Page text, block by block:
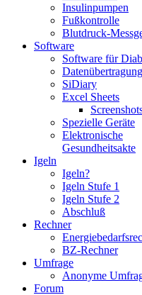
Insulinpumpen
Fußkontrolle
Blutdruck-
Software
Software für
Datenübertragung
SiDiary
Excel Sheets
Spezielle Geräte
Elektronische
Gesundheitsakte
Igeln
Igeln?
Igeln Stufe 1
Igeln Stufe 2
Abschluß
Rechner
BZ-Rechner
Umfrage
Anonyme
Forum